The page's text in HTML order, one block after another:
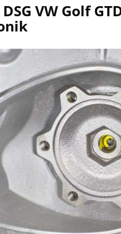
VW Golf